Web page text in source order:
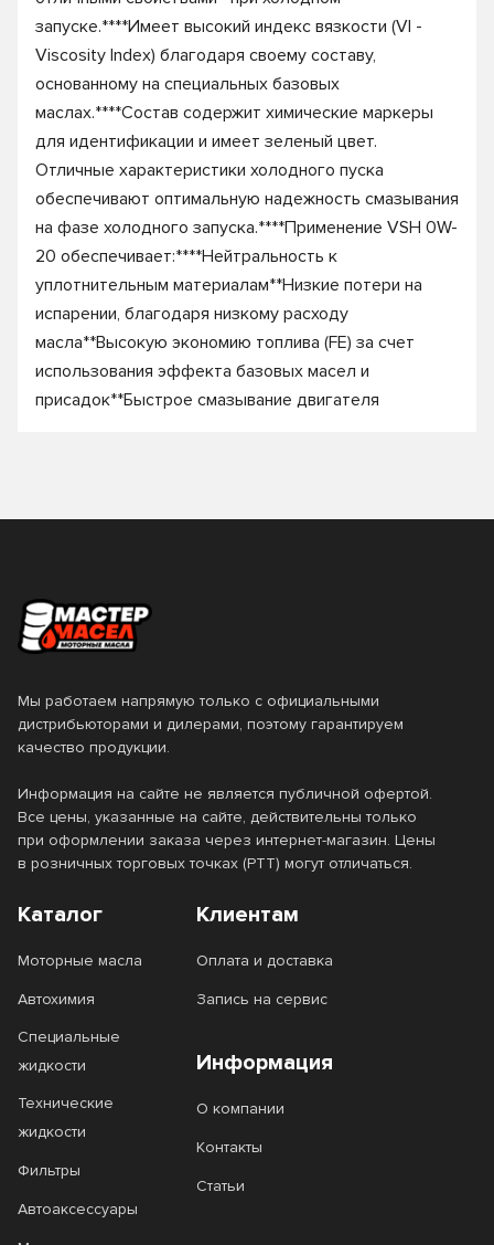
запуске.****Имеет высокий индекс вязкости (VI -
Viscosity Index) благодаря своему составу,
основанному на специальных базовых
маслах.****Состав содержит химические маркеры
для идентификации и имеет зеленый цвет.
Отличные характеристики холодного пуска
обеспечивают оптимальную надежность смазывания
на фазе холодного запуска.****Применение VSH 0W-
20 обеспечивает:****Нейтральность к
уплотнительным материалам**Низкие потери на
испарении, благодаря низкому расходу
масла**Высокую экономию топлива (FE) за счет
использования эффекта базовых масел и
присадок**Быстрое смазывание двигателя
Мы работаем напрямую только с официальными
дистрибьюторами и дилерами, поэтому гарантируем
качество продукции.
Информация на сайте не является публичной офертой.
Все цены, указанные на сайте, действительны только
при оформлении заказа через интернет-магазин. Цены
в розничных торговых точках (РТТ) могут отличаться.
Каталог
Моторные масла
Автохимия
Специальные
жидкости
Технические
жидкости
Фильтры
Автоаксессуары
Клиентам
Оплата и доставка
Запись на сервис
Информация
О компании
Контакты
Статьи